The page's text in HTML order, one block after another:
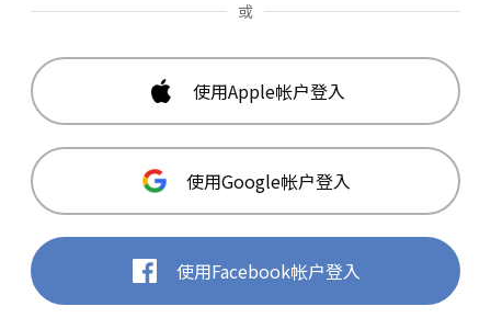
或
使用Apple帐户登入
使用Google帐户登入
使用Facebook帐户登入